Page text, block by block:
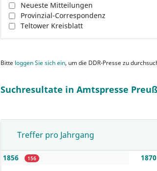
Neueste Mitteilungen
Provinzial-Correspondenz
Teltower Kreisblatt
Bitte loggen Sie sich ein, um die DDR-Presse zu
Suchresultate in Amtspresse
Treffer pro Jahrgang
1856 156 1870